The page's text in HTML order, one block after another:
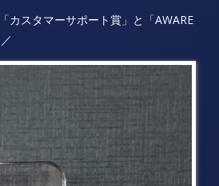
カスタマーサポート賞」と「AWARE